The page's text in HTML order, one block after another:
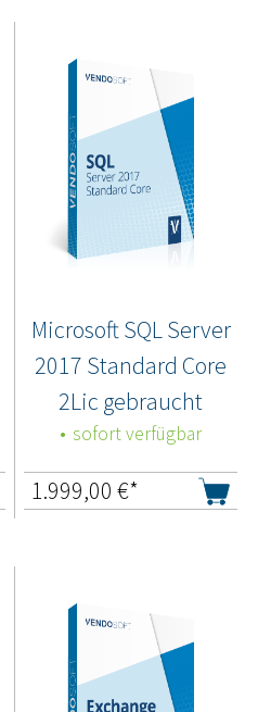
Microsoft SQL Server
2017 Standard Core
2Lic gebraucht
sofort verfügbar
1.999,00 €*